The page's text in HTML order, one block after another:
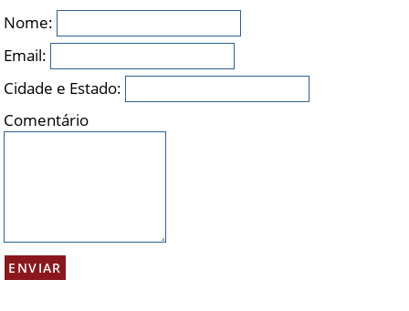
Nome:
Email:
Cidade e Estado:
Comentário